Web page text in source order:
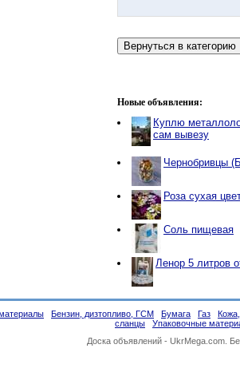
Новые объявления:
Куплю
сам вывезу
Чернобривцы
Роза сухая
Соль пищевая
Ленор 5 литров
Бензин, дизтопливо, ГСМ Бумага Газ
сланцы
Упаковочные
Доска объявлений - UkrMega.com.